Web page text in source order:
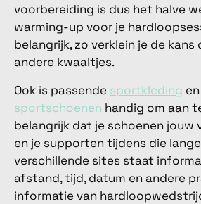
voorbereiding is dus het halve
warming-up voor je
belangrijk, zo verklein je de kans
andere kwaaltjes.
Ook is passende sportkleding
sportschoenen handig om aan
belangrijk dat je schoenen jouw
en je supporten tijdens die
verschillende sites staat
afstand, tijd, datum en andere
informatie van